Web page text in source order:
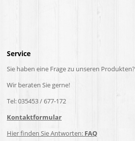
Service
Sie haben eine Frage zu unseren Produkten?
Wir beraten Sie gerne!
Tel: 035453 / 677-172
Kontaktformular
Hier finden Sie Antworten: FAQ